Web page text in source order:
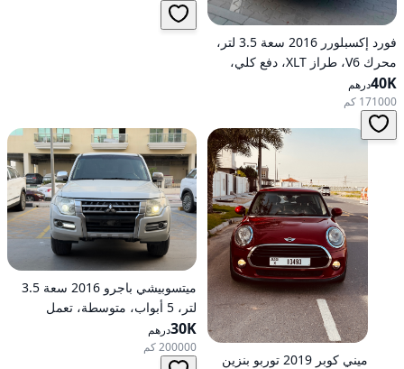
فورد إكسبلورر 2016 سعة 3.5 لتر،
محرك V6، طراز XLT، دفع كلي،
خيارات متوسطة، تعمل بالبنزين،
أوتوماتيكية، دفع كلي
40Kدرهم
171000 كم
ميني كوبر 2019 توربو بنزين
ميتسوبيشي باجرو 2016 سعة 3.5
لتر، 5 أبواب، متوسطة، تعمل
بالبنزين، أوتوماتيكية، دفع رباعي
30Kدرهم
200000 كم